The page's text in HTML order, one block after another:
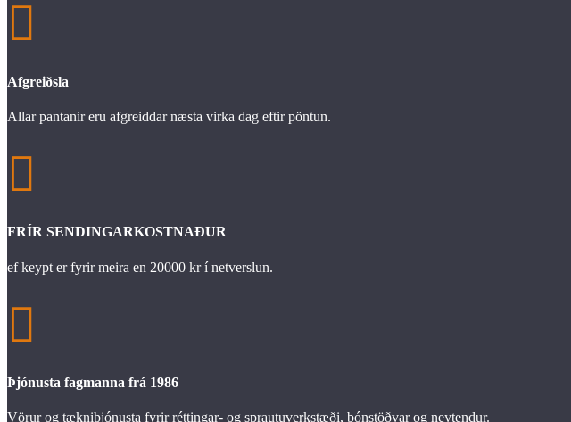

Afgreiðsla
Allar pantanir eru afgreiddar næsta virka dag eftir pöntun.

FRÍR SENDINGARKOSTNAÐUR
ef keypt er fyrir meira en 20000 kr í netverslun.

Þjónusta fagmanna frá 1986
Vörur og tækniþjónusta fyrir réttingar- og sprautuverkstæði, bónstöðvar og neytendur.